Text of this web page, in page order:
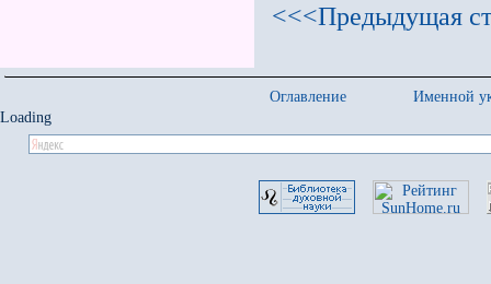
<<<Предыдущая
Оглавление
Именной
Loading